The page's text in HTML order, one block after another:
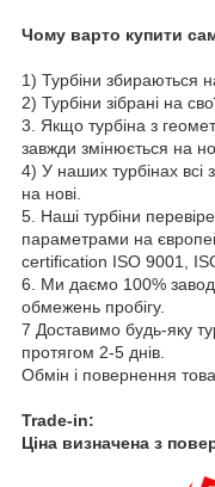
Чому варто купити
1) Турбіни збираються
2) Турбіни зібрані на
3. Якщо турбіна з
завжди змінюється на
4) У наших турбінах всі
на нові.
5. Наші турбіни
параметрами на
certification ISO 9001,
6. Ми даємо 100%
обмежень пробігу.
7 Доставимо будь-яку
протягом 2-5 днів.
Обмін і повернення
Trade-in:
Ціна визначена з